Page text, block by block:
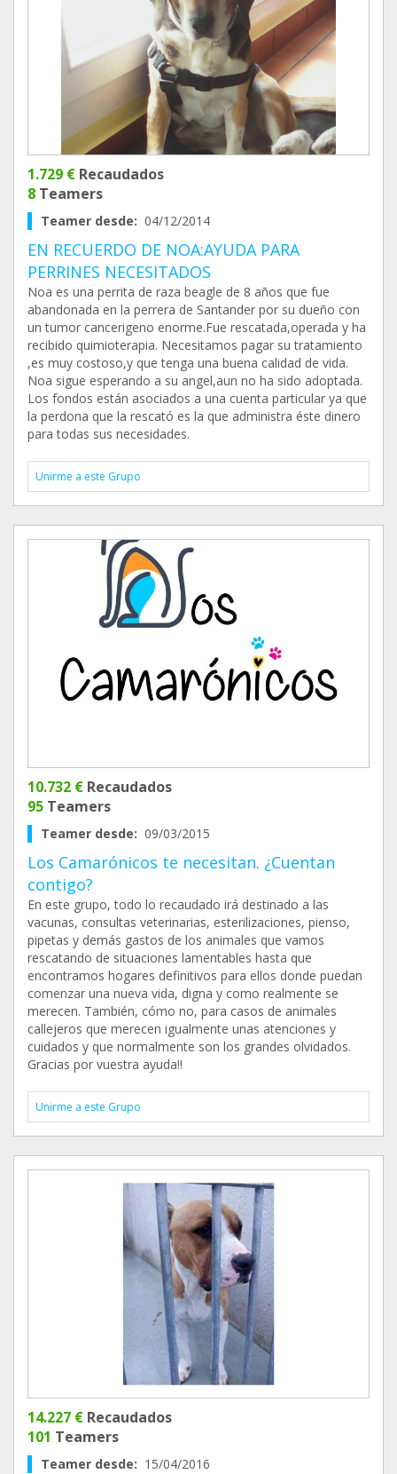
1.729 € Recaudados
8 Teamers
Teamer desde: 04/12/2014
EN RECUERDO DE NOA:AYUDA PARA
PERRINES NECESITADOS
Noa es una perrita de raza beagle de 8 años que fue
abandonada en la perrera de Santander por su dueño con
un tumor cancerigeno enorme.Fue rescatada,operada y ha
recibido quimioterapia. Necesitamos pagar su tratamiento
,es muy costoso,y que tenga una buena calidad de vida.
Noa sigue esperando a su angel,aun no ha sido adoptada.
Los fondos están asociados a una cuenta particular ya que
la perdona que la rescató es la que administra éste dinero
para todas sus necesidades.
Unirme a este Grupo
10.732 € Recaudados
95 Teamers
Teamer desde: 09/03/2015
Los Camarónicos te necesitan. ¿Cuentan
contigo?
En este grupo, todo lo recaudado irá destinado a las
vacunas, consultas veterinarias, esterilizaciones, pienso,
pipetas y demás gastos de los animales que vamos
rescatando de situaciones lamentables hasta que
encontramos hogares definitivos para ellos donde puedan
comenzar una nueva vida, digna y como realmente se
merecen. También, cómo no, para casos de animales
callejeros que merecen igualmente unas atenciones y
cuidados y que normalmente son los grandes olvidados.
Gracias por vuestra ayuda!!
Unirme a este Grupo
14.227 € Recaudados
101 Teamers
Teamer desde: 15/04/2016